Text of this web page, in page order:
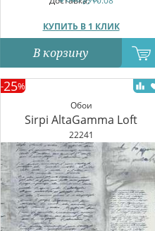
КУПИТЬ В 1 КЛИК
В корзину
Обои
Sirpi AltaGamma Loft
22241
-25%